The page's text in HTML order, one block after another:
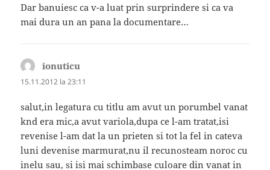
Dar banuiesc ca v-a luat prin surprindere si ca va
mai dura un an pana la documentare…
ionuticu
15.11.2012 la 23:11
salut,in legatura cu titlu am avut un porumbel vanat
knd era mic,a avut variola,dupa ce l-am tratat,isi
revenise l-am dat la un prieten si tot la fel in cateva
luni devenise marmurat,nu il recunosteam noroc cu
inelu sau, si isi mai schimbase culoare din vanat in